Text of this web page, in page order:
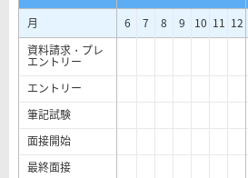
月
6 7 8 9 10 11 12
資料請求・プレ
エントリー
エントリー
筆記試験
面接開始
最終面接